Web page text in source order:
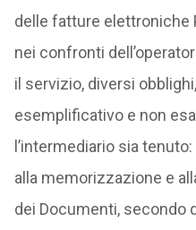
delle fatture elettroniche
nei confronti
il servizio, diversi
esemplificativo e non
l’intermediario sia tenuto:
alla memorizzazione e
dei Documenti, secondo